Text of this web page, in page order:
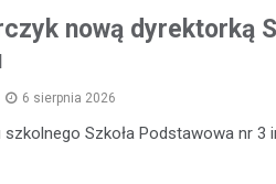
nową dyrektorką
6 sierpnia 2026
szkolnego Szkoła Podstawowa nr 3